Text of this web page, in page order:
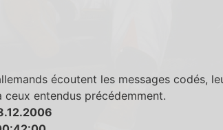
écoutent les messages codés,
entendus précédemment.